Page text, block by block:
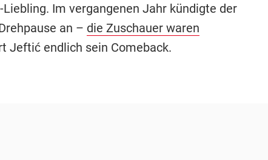
Im vergangenen Jahr kündigte der
an – die Zuschauer waren
Jeftić endlich sein Comeback.